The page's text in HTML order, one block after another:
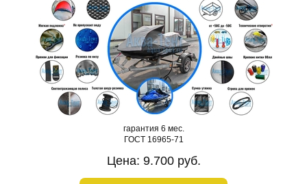
гарантия 6 мес.
ГОСТ 16965-71
Цена: 9.700 руб.